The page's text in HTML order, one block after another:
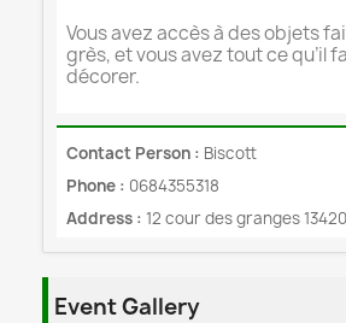
Vous avez accès à des objets
grès, et vous avez tout ce qu’il
décorer.
Contact Person : Biscott
Phone : 0684355318
Address :12 cour des granges
Event Gallery